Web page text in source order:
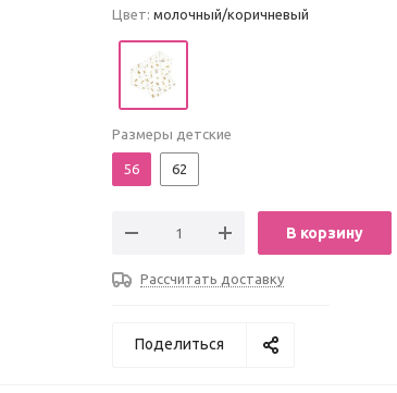
Цвет: молочный/коричневый
Размеры детские
56 62
В корзину
Рассчитать доставку
Поделиться